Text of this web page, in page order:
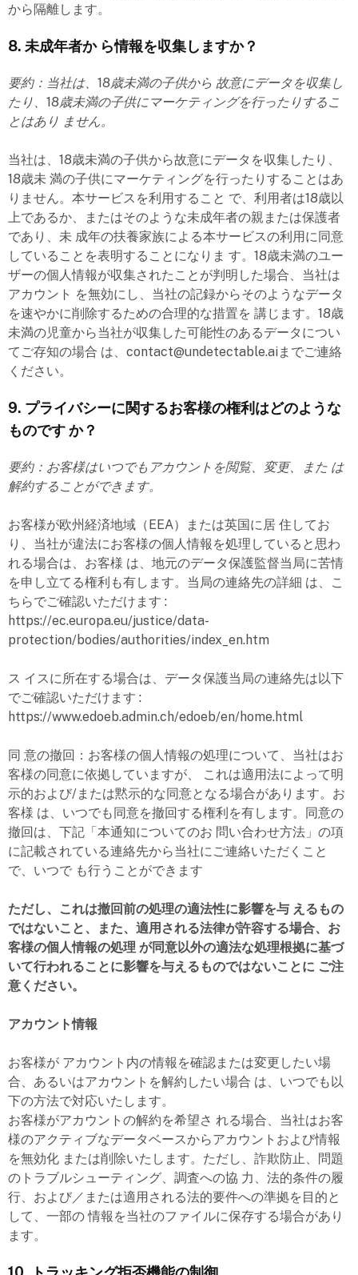
から隔離します。
8. 未成年者か ら情報を収集しますか？
要約：当社は、18歳未満の子供から 故意にデータを収集し
たり、18歳未満の子供にマーケティングを行ったりするこ
とはあり ません。
当社は、18歳未満の子供から故意にデータを収集したり、
18歳未 満の子供にマーケティングを行ったりすることはあ
りません。本サービスを利用すること で、利用者は18歳以
上であるか、またはそのような未成年者の親または保護者
であり、未 成年の扶養家族による本サービスの利用に同意
していることを表明することになりま す。18歳未満のユー
ザーの個人情報が収集されたことが判明した場合、当社は
アカウント を無効にし、当社の記録からそのようなデータ
を速やかに削除するための合理的な措置を 講じます。18歳
未満の児童から当社が収集した可能性のあるデータについ
てご存知の場合 は、contact@undetectable.aiまでご連絡
ください。
9. プライバシーに関するお客様の権利はどのような
ものです か？
要約：お客様はいつでもアカウントを閲覧、変更、また は
解約することができます。
お客様が欧州経済地域（EEA）または英国に居 住してお
り、当社が違法にお客様の個人情報を処理していると思わ
れる場合は、お客様 は、地元のデータ保護監督当局に苦情
を申し立てる権利も有します。当局の連絡先の詳細 は、こ
ちらでご確認いただけます :
https://ec.europa.eu/justice/data-
protection/bodies/authorities/index_en.htm
ス イスに所在する場合は、データ保護当局の連絡先は以下
でご確認いただけます :
https://www.edoeb.admin.ch/edoeb/en/home.html
同 意の撤回：お客様の個人情報の処理について、当社はお
客様の同意に依拠していますが、 これは適用法によって明
示的および/または黙示的な同意となる場合があります。お
客様 は、いつでも同意を撤回する権利を有します。同意の
撤回は、下記「本通知についてのお 問い合わせ方法」の項
に記載されている連絡先から当社にご連絡いただくこと
で、いつで も行うことができます
ただし、これは撤回前の処理の適法性に影響を与 えるもの
ではないこと、また、適用される法律が許容する場合、お
客様の個人情報の処理 が同意以外の適法な処理根拠に基づ
いて行われることに影響を与えるものではないことに ご注
意ください。
アカウント情報
お客様が アカウント内の情報を確認または変更したい場
合、あるいはアカウントを解約したい場合 は、いつでも以
下の方法で対応いたします。
お客様がアカウントの解約を希望さ れる場合、当社はお客
様のアクティブなデータベースからアカウントおよび情報
を無効化 または削除いたします。ただし、詐欺防止、問題
のトラブルシューティング、調査への協 力、法的条件の履
行、および／または適用される法的要件への準拠を目的と
して、一部の 情報を当社のファイルに保存する場合があり
ます。